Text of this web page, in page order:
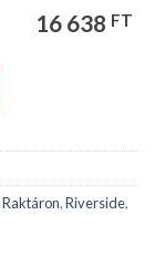
16 638 FT
Raktáron,Riverside,